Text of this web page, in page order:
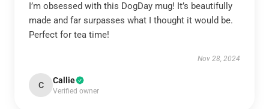
I’m obsessed with this DogDay mug! It’s beautifully
made and far surpasses what I thought it would be.
Perfect for tea time!
Nov 28, 2024
C Callie
Verified owner